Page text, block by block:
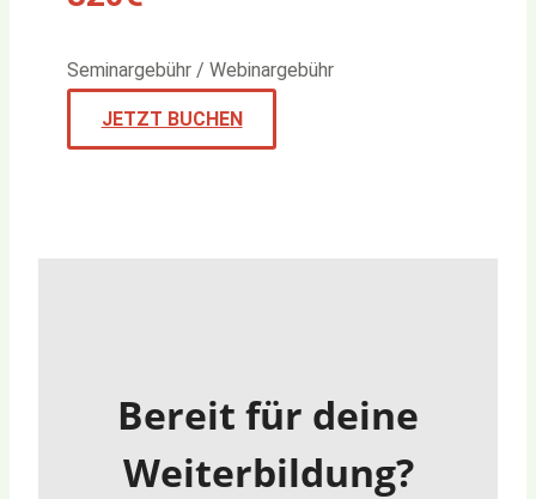
Seminargebühr / Webinargebühr
JETZT BUCHEN
Bereit für deine
Weiterbildung?